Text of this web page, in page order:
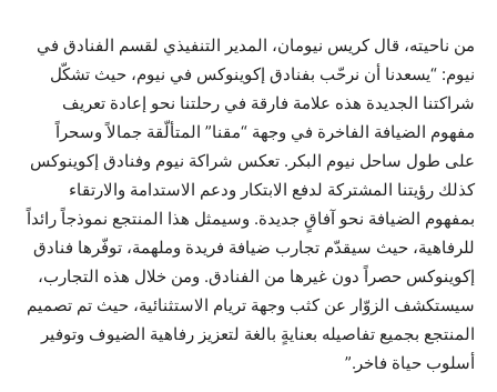
من ناحيته، قال كريس نيومان، المدير التنفيذي لقسم الفنادق في
نيوم: “يسعدنا أن نرحّب بفنادق إكوينوكس في نيوم، حيث تشكّل
شراكتنا الجديدة هذه علامة فارقة في رحلتنا نحو إعادة تعريف
مفهوم الضيافة الفاخرة في وجهة “مقنا” المتألّقة جمالاً وسحراً
على طول ساحل نيوم البكر. تعكس شراكة نيوم وفنادق إكوينوكس
كذلك رؤيتنا المشتركة لدفع الابتكار ودعم الاستدامة والارتقاء
بمفهوم الضيافة نحو آفاقٍ جديدة. وسيمثل هذا المنتجع نموذجاً رائداً
للرفاهية، حيث سيقدّم تجارب ضيافة فريدة وملهمة، توفّرها فنادق
إكوينوكس حصراً دون غيرها من الفنادق. ومن خلال هذه التجارب،
سيستكشف الزوّار عن كثب وجهة تريام الاستثنائية، حيث تم تصميم
المنتجع بجميع تفاصيله بعنايةٍ بالغة لتعزيز رفاهية الضيوف وتوفير
أسلوب حياة فاخر.”